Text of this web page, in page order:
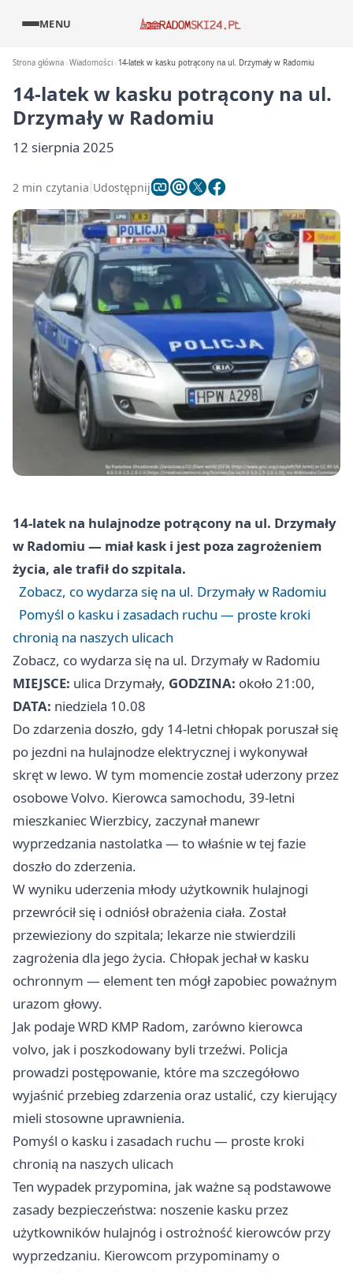
MENU
Strona główna Wiadomości 14-latek w kasku potrącony na ul. Drzymały w Radomiu
14-latek w kasku potrącony na ul.
Drzymały w Radomiu
12 sierpnia 2025
2 min czytania Udostępnij
14-latek na hulajnodze potrącony na ul. Drzymały
w Radomiu — miał kask i jest poza zagrożeniem
życia, ale trafił do szpitala.
Zobacz, co wydarza się na ul. Drzymały w Radomiu
Pomyśl o kasku i zasadach ruchu — proste kroki
chronią na naszych ulicach
Zobacz, co wydarza się na ul. Drzymały w Radomiu
MIEJSCE: ulica Drzymały, GODZINA: około 21:00,
DATA: niedziela 10.08
Do zdarzenia doszło, gdy 14-letni chłopak poruszał się
po jezdni na hulajnodze elektrycznej i wykonywał
skręt w lewo. W tym momencie został uderzony przez
osobowe Volvo. Kierowca samochodu, 39-letni
mieszkaniec Wierzbicy, zaczynał manewr
wyprzedzania nastolatka — to właśnie w tej fazie
doszło do zderzenia.
W wyniku uderzenia młody użytkownik hulajnogi
przewrócił się i odniósł obrażenia ciała. Został
przewieziony do szpitala; lekarze nie stwierdzili
zagrożenia dla jego życia. Chłopak jechał w kasku
ochronnym — element ten mógł zapobiec poważnym
urazom głowy.
Jak podaje WRD KMP Radom, zarówno kierowca
volvo, jak i poszkodowany byli trzeźwi. Policja
prowadzi postępowanie, które ma szczegółowo
wyjaśnić przebieg zdarzenia oraz ustalić, czy kierujący
mieli stosowne uprawnienia.
Pomyśl o kasku i zasadach ruchu — proste kroki
chronią na naszych ulicach
Ten wypadek przypomina, jak ważne są podstawowe
zasady bezpieczeństwa: noszenie kasku przez
użytkowników hulajnóg i ostrożność kierowców przy
wyprzedzaniu. Kierowcom przypominamy o